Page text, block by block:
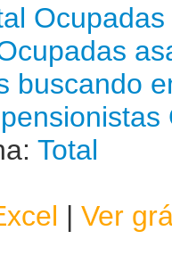
buscando
Total
| Ver